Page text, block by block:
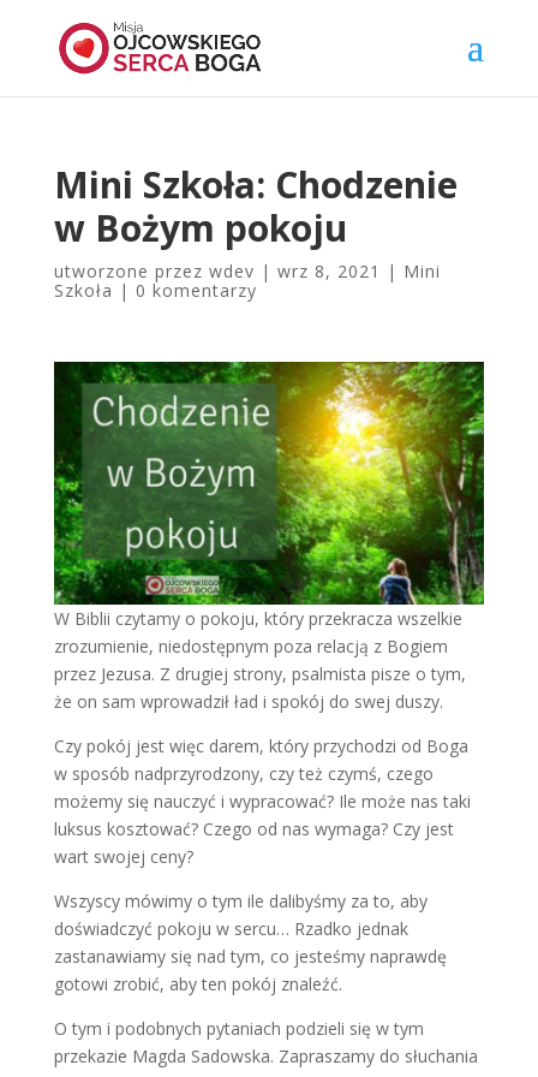
Mini Szkoła: Chodzenie
w Bożym pokoju
utworzone przez wdev | wrz 8, 2021 | Mini
Szkoła | 0 komentarzy
W Biblii czytamy o pokoju, który przekracza wszelkie
zrozumienie, niedostępnym poza relacją z Bogiem
przez Jezusa. Z drugiej strony, psalmista pisze o tym,
że on sam wprowadził ład i spokój do swej duszy.
Czy pokój jest więc darem, który przychodzi od Boga
w sposób nadprzyrodzony, czy też czymś, czego
możemy się nauczyć i wypracować? Ile może nas taki
luksus kosztować? Czego od nas wymaga? Czy jest
wart swojej ceny?
Wszyscy mówimy o tym ile dalibyśmy za to, aby
doświadczyć pokoju w sercu… Rzadko jednak
zastanawiamy się nad tym, co jesteśmy naprawdę
gotowi zrobić, aby ten pokój znaleźć.
O tym i podobnych pytaniach podzieli się w tym
przekazie Magda Sadowska. Zapraszamy do słuchania